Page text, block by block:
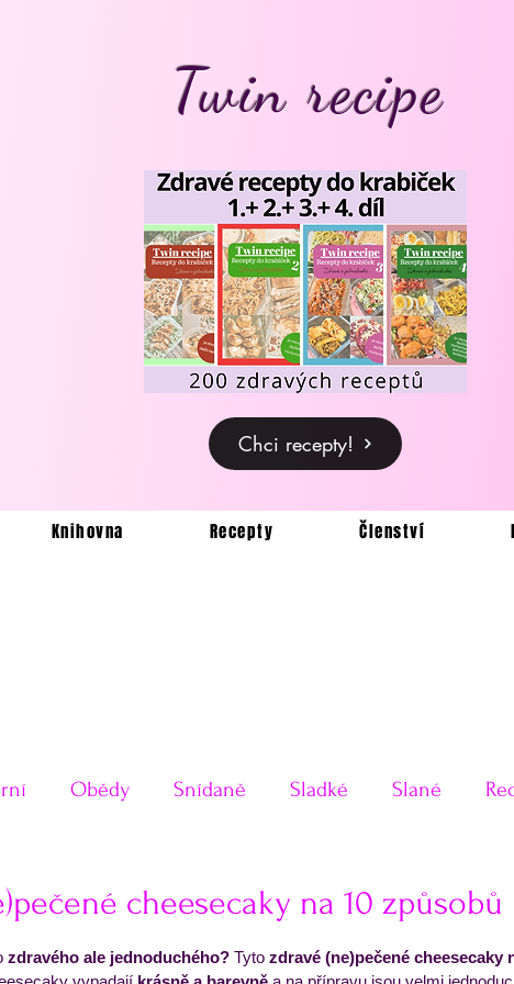
Twin recipe
Chci recepty!
Knihovna Recepty Členství
Obědy Snídaně Sladké Slané
Testy receptů Pečení a vaření Příkladové
cheesecaky na 10 způsobů
z 5 hvězdiček.
zdravého ale jednoduchého? Tyto zdravé (ne)pečené cheesecaky